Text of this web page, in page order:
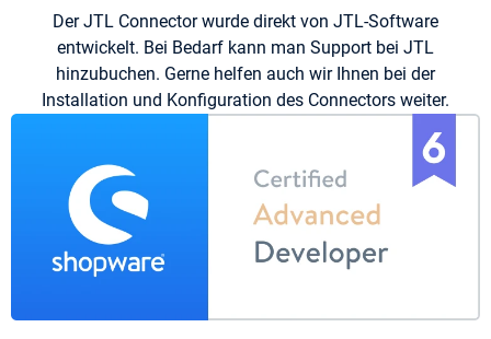
Der JTL Connector wurde direkt von JTL-Software
entwickelt. Bei Bedarf kann man Support bei JTL
hinzubuchen. Gerne helfen auch wir Ihnen bei der
Installation und Konfiguration des Connectors weiter.